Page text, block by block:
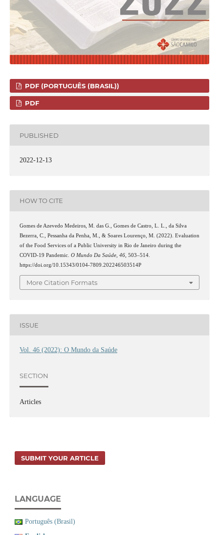
PDF (PORTUGUÊS (BRASIL))
PDF
PUBLISHED
2022-12-13
HOW TO CITE
Gomes de Azevedo Medeiros, M. das G., Gomes de Castro, L. L., da Silva
Bezerra, C., Pessanha da Penha, M., & Soares Lourenço, M. (2022). Evaluation
of the Food Services of a Public University in Rio de Janeiro during the
COVID-19 Pandemic. O Mundo Da Saúde, 46, 503–514.
https://doi.org/10.15343/0104-7809.202246503514P
More Citation Formats
ISSUE
Vol. 46 (2022): O Mundo da Saúde
SECTION
Articles
SUBMIT YOUR ARTICLE
LANGUAGE
Português (Brasil)